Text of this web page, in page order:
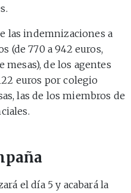
las indemnizaciones a
(de 770 a 942 euros,
de los agentes
euros por colegio
las de los miembros de
el día 5 y acabará la